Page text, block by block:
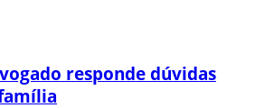
responde dúvidas